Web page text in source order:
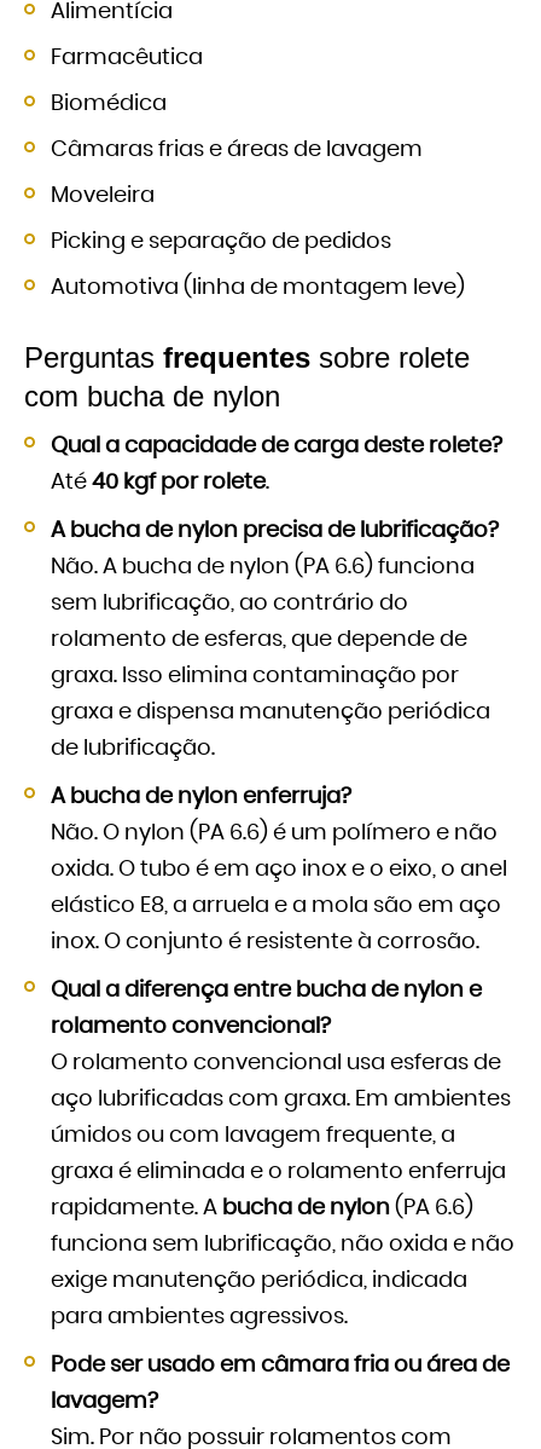
Alimentícia
Farmacêutica
Biomédica
Câmaras frias e áreas de lavagem
Moveleira
Picking e separação de pedidos
Automotiva (linha de montagem leve)
Perguntas frequentes sobre rolete
com bucha de nylon
Qual a capacidade de carga deste rolete?
Até 40 kgf por rolete.
A bucha de nylon precisa de lubrificação?
Não. A bucha de nylon (PA 6.6) funciona
sem lubrificação, ao contrário do
rolamento de esferas, que depende de
graxa. Isso elimina contaminação por
graxa e dispensa manutenção periódica
de lubrificação.
A bucha de nylon enferruja?
Não. O nylon (PA 6.6) é um polímero e não
oxida. O tubo é em aço inox e o eixo, o anel
elástico E8, a arruela e a mola são em aço
inox. O conjunto é resistente à corrosão.
Qual a diferença entre bucha de nylon e
rolamento convencional?
O rolamento convencional usa esferas de
aço lubrificadas com graxa. Em ambientes
úmidos ou com lavagem frequente, a
graxa é eliminada e o rolamento enferruja
rapidamente. A bucha de nylon (PA 6.6)
funciona sem lubrificação, não oxida e não
exige manutenção periódica, indicada
para ambientes agressivos.
Pode ser usado em câmara fria ou área de
lavagem?
Sim. Por não possuir rolamentos com